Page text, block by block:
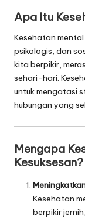
Apa Itu
Kesehatan
psikologis, dan
kita berpikir,
sehari-hari.
untuk mengatasi
hubungan yang
Mengapa
Kesuksesan?
Kesehatan
berpikir